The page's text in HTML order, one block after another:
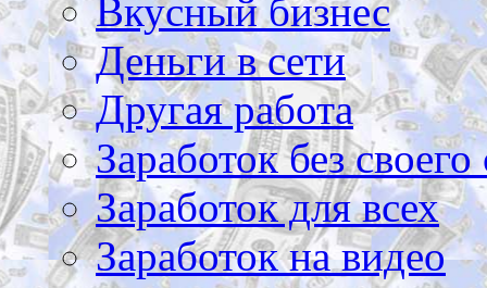
Вкусный бизнес
Деньги в сети
Другая работа
Заработок без своего
Заработок для всех
Заработок на видео